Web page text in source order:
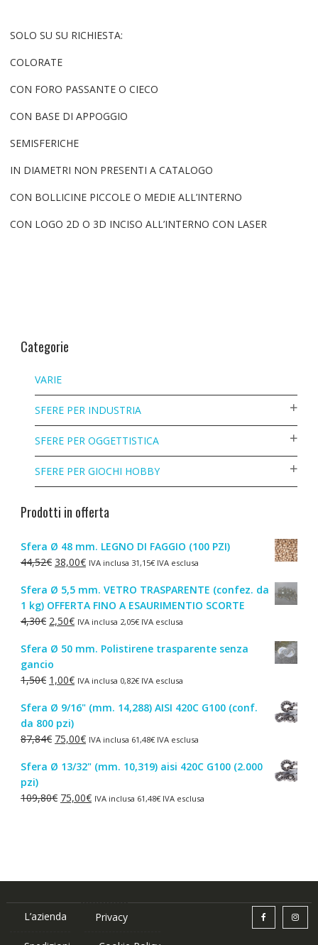
SOLO SU SU RICHIESTA:
COLORATE
CON FORO PASSANTE O CIECO
CON BASE DI APPOGGIO
SEMISFERICHE
IN DIAMETRI NON PRESENTI A CATALOGO
CON BOLLICINE PICCOLE O MEDIE ALL’INTERNO
CON LOGO 2D O 3D INCISO ALL’INTERNO CON LASER
Categorie
VARIE
SFERE PER INDUSTRIA
SFERE PER OGGETTISTICA
SFERE PER GIOCHI HOBBY
Prodotti in offerta
Sfera Ø 48 mm. LEGNO DI FAGGIO (100 PZI)
44,52€ Il
originale
era:
44,52€.
38,00€Il
attuale
è:
38,00€.
IVA inclusa 31,15€IVA esclusa
Sfera Ø 5,5 mm. VETRO TRASPARENTE (confez. da
1 kg) OFFERTA FINO A ESAURIMENTIO SCORTE
4,30€ Il
originale
era:
4,30€.
2,50€Il
attuale
2,50€.
IVA inclusa 2,05€IVA esclusa
Sfera Ø 50 mm. Polistirene trasparente senza
gancio
1,50€ Il
originale
era:
1,50€.
1,00€Il
attuale
è:
1,00€.
IVA inclusa 0,82€IVA esclusa
Sfera Ø 9/16" (mm. 14,288) AISI 420C G100 (conf.
da 800 pzi)
87,84€ Il
originale
87,84€.
75,00€Il
attuale
75,00€.
IVA inclusa 61,48€IVA esclusa
Sfera Ø 13/32" (mm. 10,319) aisi 420C G100 (2.000
pzi)
109,80€ Il
75,00€IlIVA inclusa 61,48€IVA esclusa
L’azienda Privacy